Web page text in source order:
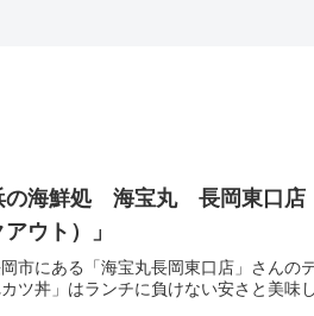
の海鮮処 海宝丸 長岡東口店
アウト）」
市にある「海宝丸長岡東口店」さんの
ツ丼」はランチに負けない安さと美味